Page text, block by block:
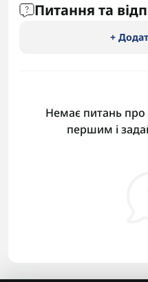
Питання та
+
Немає питань про
першим і